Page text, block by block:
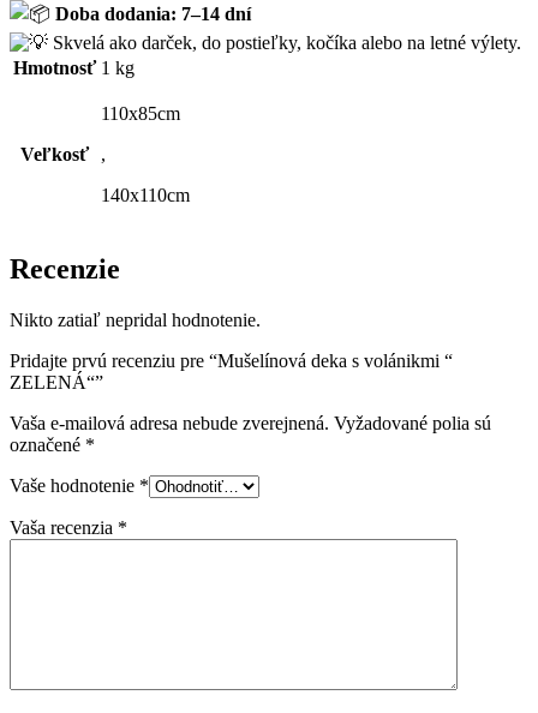
Doba dodania: 7–14 dní
Skvelá ako darček, do postieľky, kočíka alebo na letné výlety.
Hmotnosť 1 kg
Veľkosť
110x85cm
,
140x110cm
Recenzie
Nikto zatiaľ nepridal hodnotenie.
Pridajte prvú recenziu pre “Mušelínová deka s volánikmi “
ZELENÁ“”
Vaša e-mailová adresa nebude zverejnená. Vyžadované polia sú
označené *
Vaše hodnotenie *
Vaša recenzia *